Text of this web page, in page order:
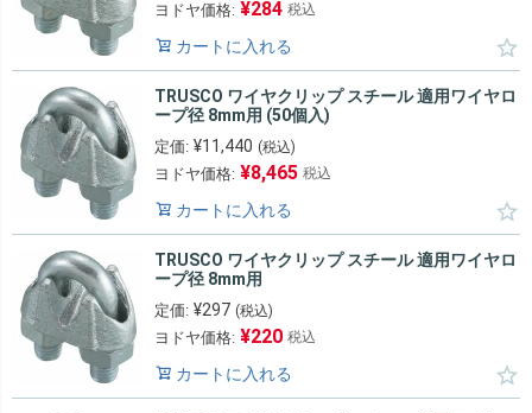
ヨドヤ価格: ¥284 税込
カートに入れる
TRUSCO ワイヤクリップ スチール 適用ワイヤロ
ープ径 8mm用 (50個入)
定価: ¥11,440 (税込)
ヨドヤ価格: ¥8,465 税込
カートに入れる
TRUSCO ワイヤクリップ スチール 適用ワイヤロ
ープ径 8mm用
定価: ¥297 (税込)
ヨドヤ価格: ¥220 税込
カートに入れる